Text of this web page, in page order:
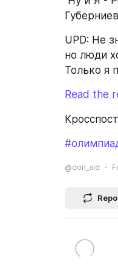
UPD: Не
но люди
Только я
Read the
@don_ald